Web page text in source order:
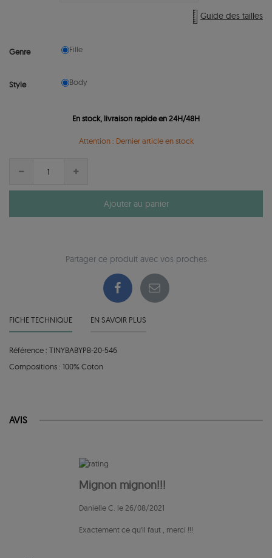
Guide des tailles
Genre Fille
Style Body
En stock, livraison rapide en 24H/48H
Attention : Dernier article en stock
Ajouter au panier
Partager ce produit avec vos proches
FICHE TECHNIQUE EN SAVOIR PLUS
Référence : TINYBABYPB-20-546
Compositions : 100% Coton
AVIS
Mignon mignon!!!
Danielle C. le 26/08/2021
Exactement ce qu'il faut , merci !!!